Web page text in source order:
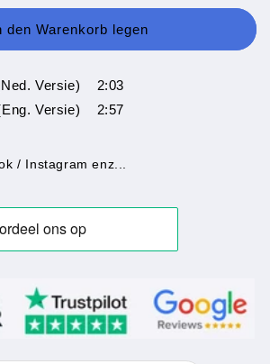
den Warenkorb legen
Versie) 2:03
Versie) 2:57
/ Instagram enz...